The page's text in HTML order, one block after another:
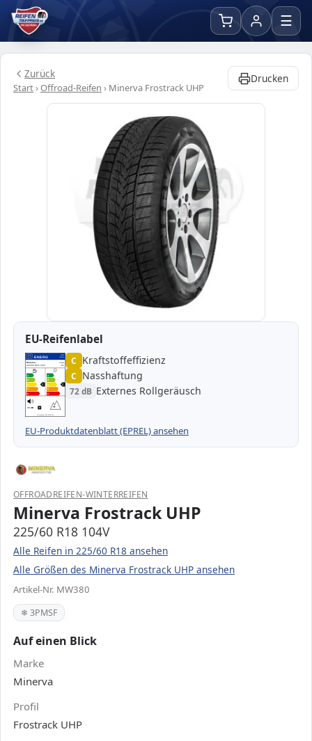
☰
Zurück
Start›Offroad-Reifen › Minerva Frostrack UHP
Drucken
EU-Reifenlabel
ENERG 1000000
Minerva MW380
225/60 R18 104V C1
A
B
C
C
D
E
A
B
C
C
D
E
72 dB B
Verordnung (EU) 2020/740
C Kraftstoffeffizienz
C Nasshaftung
72 dB Externes Rollgeräusch
EU-Produktdatenblatt (EPREL) ansehen
OFFROADREIFEN-WINTERREIFEN
Minerva Frostrack UHP
225/60 R18 104V
Alle Reifen in 225/60 R18 ansehen
Alle Größen des Minerva Frostrack UHP ansehen
Artikel-Nr. MW380
❄ 3PMSF
Auf einen Blick
Marke
Minerva
Profil
Frostrack UHP